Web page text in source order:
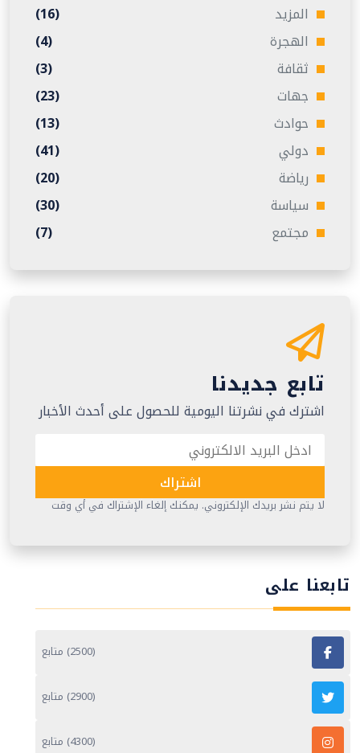
المزيد
(16)
الهجرة
(4)
ثقافة
(3)
جهات
(23)
حوادث
(13)
دولي
(41)
رياضة
(20)
سياسة
(30)
مجتمع
(7)
تابع جديدنا
اشترك في نشرتنا اليومية للحصول على أحدث الأخبار
اشتراك
لا يتم نشر بريدك الإلكتروني. يمكنك إلغاء الإشتراك في أي وقت
تابعنا على
(2500) متابع
(2900) متابع
(4300) متابع